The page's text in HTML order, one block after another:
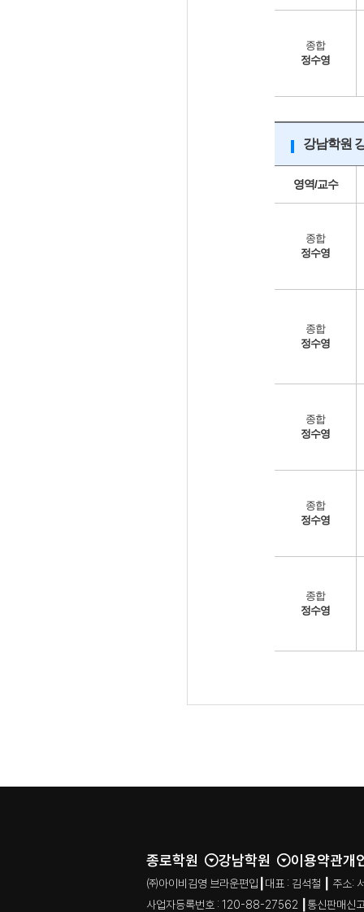
종합
정수영
강남학원
영역/교수
종합
정수영
종합
정수영
종합
정수영
종합
정수영
종합
정수영
종로학원 강남학원 이용약관개
㈜아이비김영 브라운편입┃대표 : 김석철 ┃ 주
사업자등록번호 : 120-88-27562 ┃통신판매신